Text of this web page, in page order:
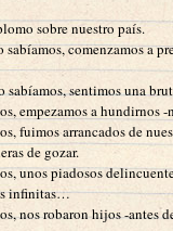
sobre nuestro país.
comenzamos
sentimos una
empezamos a hundirnos
fuimos arrancados de
de gozar.
unos piadosos
infinitas…
nos robaron hijos -